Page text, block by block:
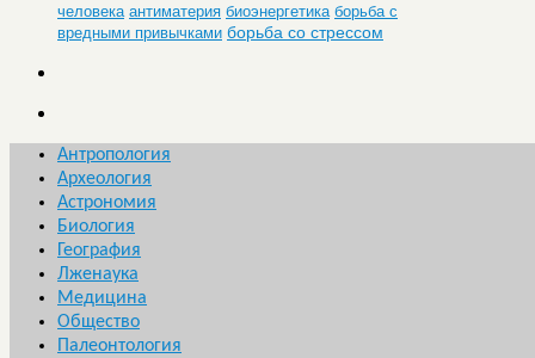
человека антиматерия биоэнергетика борьба с
вредными привычками борьба со стрессом
Антропология
Археология
Астрономия
Биология
География
Лженаука
Медицина
Общество
Палеонтология